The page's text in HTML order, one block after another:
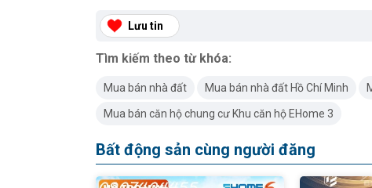
Lưu tin
Tìm kiếm theo từ khóa:
Mua bán nhà đất Mua bán nhà đất Hồ Chí Minh
Mua bán căn hộ chung cư Khu căn hộ EHome 3
Bất động sản cùng người đăng